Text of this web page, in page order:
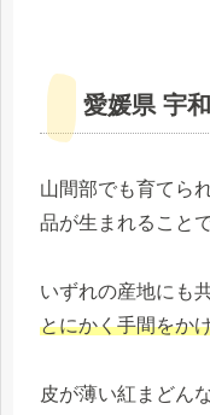
愛媛県 宇
山間部でも育てら
品が生まれること
いずれの産地にも
とにかく手間をか
皮が薄い紅まどん